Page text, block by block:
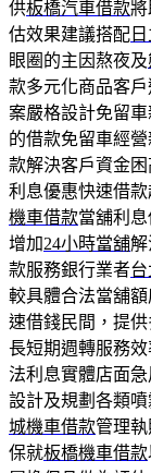
供板橋汽車借款將
估效果建議搭配
眼圈的主因熬夜及
款多元化商品客
案嚴格設計免留
的借款免留車經
款解決客戶資金
利息優惠快速借
機車借款當舖利
增加24小時當舖解
款服務銀行業者
較具體合法當舖
速借錢民間，提
長短期週轉服務
法利息實體店面
設計及規劃各類
城機車借款管理
保就板橋機車借款